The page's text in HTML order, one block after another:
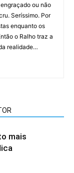
ou não
Seríssimo. Por
enquanto os
o Ralho traz a
realidade…
mais